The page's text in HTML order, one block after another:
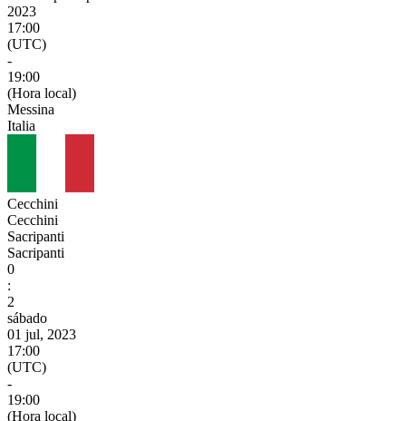
2023
17:00
(UTC)
-
19:00
(Hora local)
Messina
Italia
Cecchini
Cecchini
Sacripanti
Sacripanti
0
:
2
sábado
01 jul, 2023
17:00
(UTC)
-
19:00
(Hora local)